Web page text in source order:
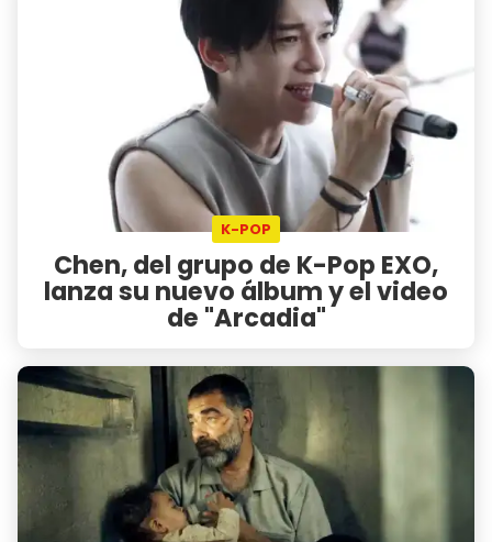
K-POP
Chen, del grupo de K-Pop EXO,
lanza su nuevo álbum y el video
de "Arcadia"